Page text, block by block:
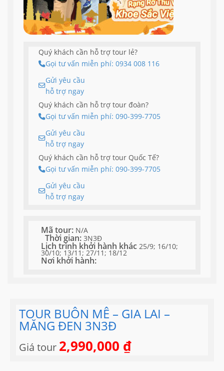
Quý khách cần hỗ trợ tour lẻ?
Gọi tư vấn miễn phí: 0934 008 116
Gửi yêu cầu
hỗ trợ ngay
Quý khách cần hỗ trợ tour đoàn?
Gọi tư vấn miễn phí: 090-399-7705
Gửi yêu cầu
hỗ trợ ngay
Quý khách cần hỗ trợ tour Quốc Tế?
Gọi tư vấn miễn phí: 090-399-7705
Gửi yêu cầu
hỗ trợ ngay
Mã tour: N/A
Thời gian: 3N3Đ
Lịch trình khởi hành khác 25/9; 16/10;
30/10; 13/11; 27/11; 18/12
Nơi khởi hành:
TOUR BUÔN MÊ – GIA LAI –
MĂNG ĐEN 3N3Đ
Giá tour 2,990,000 ₫